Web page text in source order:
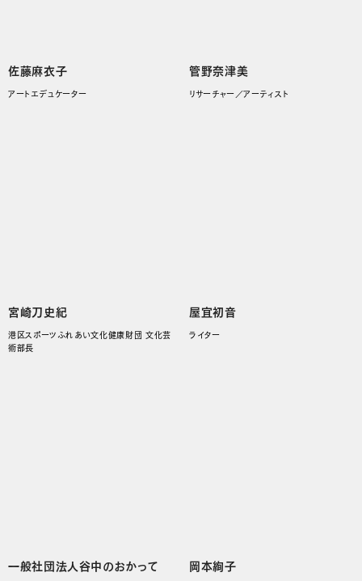
佐藤麻衣子
アートエデュケーター
管野奈津美
リサーチャー／アーティスト
宮崎刀史紀
港区スポーツふれあい文化健康財団 文化芸
術部長
屋宜初音
ライター
一般社団法人谷中のおかって 岡本絢子